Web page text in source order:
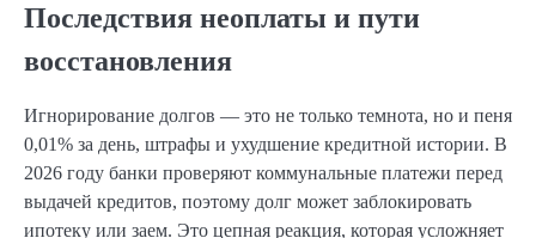
Последствия неоплаты и пути
восстановления
Игнорирование долгов — это не только темнота, но и пеня
0,01% за день, штрафы и ухудшение кредитной истории. В
2026 году банки проверяют коммунальные платежи перед
выдачей кредитов, поэтому долг может заблокировать
ипотеку или заем. Это цепная реакция, которая усложняет